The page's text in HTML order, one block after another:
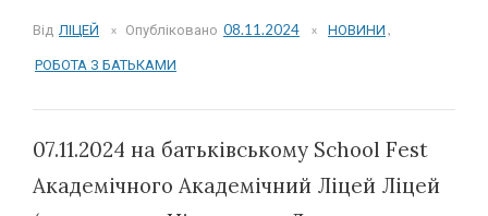
Від ЛІЦЕЙ Опубліковано 08.11.2024 НОВИНИ,
РОБОТА З БАТЬКАМИ
07.11.2024 на батьківському School Fest
Академічного Академічний Ліцей Ліцей